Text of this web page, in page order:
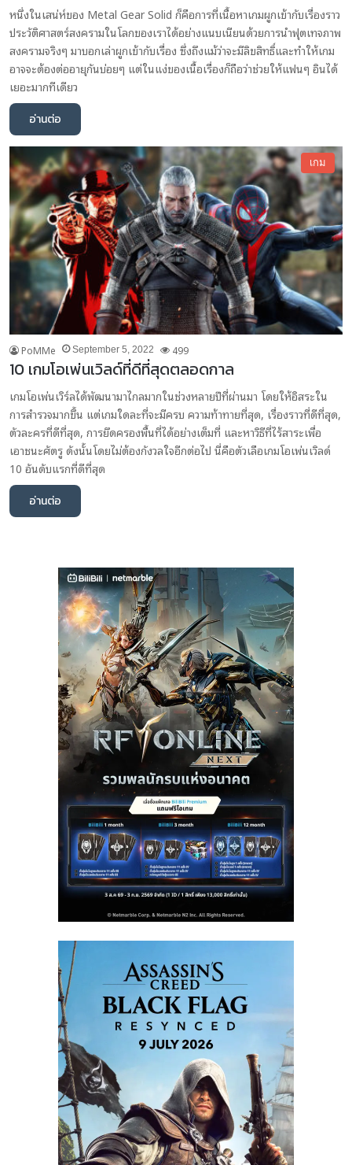
หนึ่งในเสน่ห์ของ Metal Gear Solid ก็คือการที่เนื้อหาเกมผูกเข้ากับเรื่องราว
ประวัติศาสตร์สงครามในโลกของเราได้อย่างแนบเนียนด้วยการนำฟุตเทจภาพ
สงครามจริงๆ มาบอกเล่าผูกเข้ากับเรื่อง ซึ่งถึงแม้ว่าจะมีลิขสิทธิ์และทำให้เกม
อาจจะต้องต่ออายุกันบ่อยๆ แต่ในแง่ของเนื้อเรื่องก็ถือว่าช่วยให้แฟนๆ อินได้
เยอะมากทีเดียว
อ่านต่อ
เกม
PoMMe September 5, 2022 499
10 เกมโอเพ่นเวิลด์ที่ดีที่สุดตลอดกาล
เกมโอเพ่นเวิร์ลได้พัฒนามาไกลมากในช่วงหลายปีที่ผ่านมา โดยให้อิสระใน
การสำรวจมากขึ้น แต่เกมใดละที่จะมีครบ ความท้าทายที่สุด, เรื่องราวที่ดีที่สุด,
ตัวละครที่ดีที่สุด, การยึดครองพื้นที่ได้อย่างเต็มที่ และหาวิธีที่ไร้สาระเพื่อ
เอาชนะศัตรู ดังนั้นโดยไม่ต้องกังวลใจอีกต่อไป นี่คือตัวเลือเกมโอเพ่นเวิลด์
10 อันดับแรกที่ดีที่สุด
อ่านต่อ